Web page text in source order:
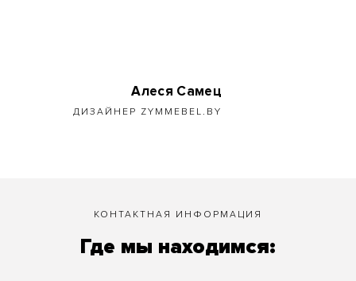
Алеся Самец
ДИЗАЙНЕР ZYMMEBEL.BY
КОНТАКТНАЯ ИНФОРМАЦИЯ
Где мы находимся: